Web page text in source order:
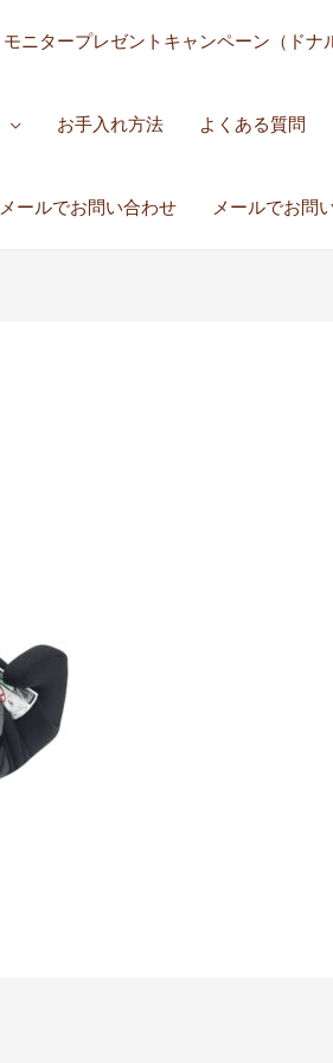
モニタープレゼントキャンペーン（ドナ
お手入れ方法 よくある質問
メールでお問い合わせ メールでお問